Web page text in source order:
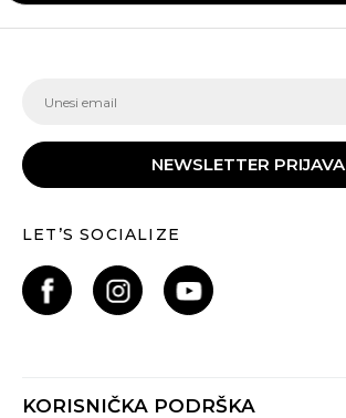
NEWSLETTER PRIJAVA
LET’S SOCIALIZE
KORISNIČKA PODRŠKA